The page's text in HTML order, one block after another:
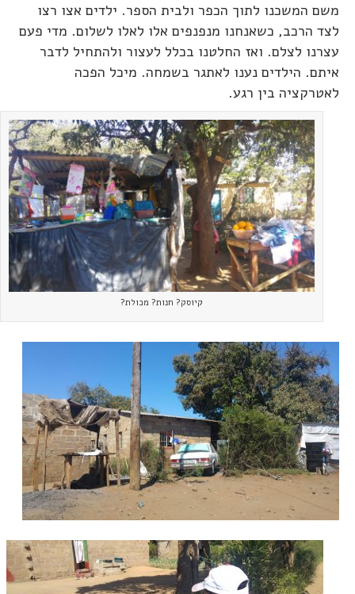
משם המשכנו לתוך הכפר ולבית הספר. ילדים אצו רצו
לצד הרכב, כשאנחנו מנפנפים אלו לאלו לשלום. מדי פעם
עצרנו לצלם. ואז החלטנו בכלל לעצור ולהתחיל לדבר
איתם. הילדים נענו לאתגר בשמחה. מיכל הפכה
לאטרקציה בין רגע.
קיוסק? חנות? מכולת?